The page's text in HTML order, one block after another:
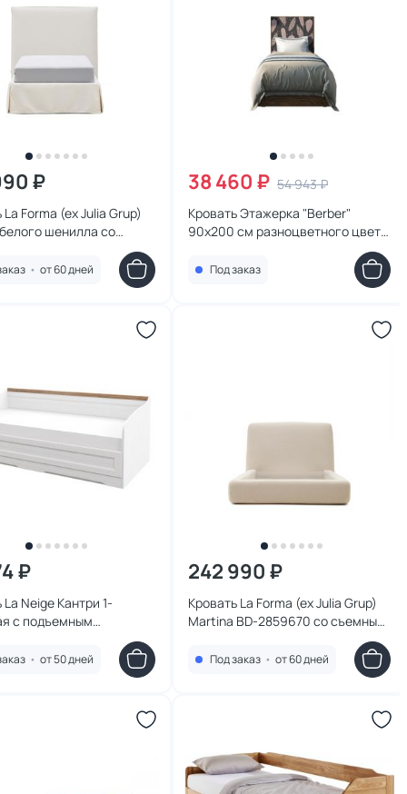
₽
Forma (ex Julia Grup)
шенилла со
чехлом для матраса
3221761
• от 60 дней
38 460 ₽ 54 943 ₽
Кровать Этажерка "Berber"
90х200 см разноцветного цвета
Под заказ
₽
La Neige Кантри 1-
с подъемным
90х200 BD-2860818
• от 50 дней
242 990 ₽
Кровать La Forma (ex Julia Grup)
Martina BD-2859670 со съемным
матраса 90 х 200 см
Под заказ • от 60 дней